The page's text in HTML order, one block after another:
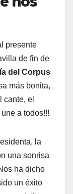
presente
de fin de
del Corpus
más bonita,
cante, el
a todos!!!
la
una sonrisa
ha dicho
un éxito